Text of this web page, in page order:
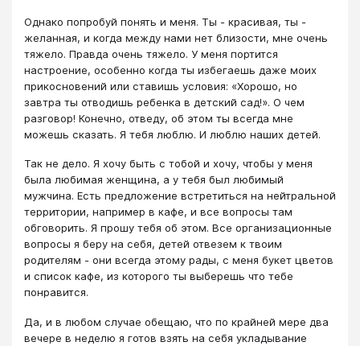
Однако попробуй понять и меня. Ты - красивая, ты -
желанная, и когда между нами нет близости, мне очень
тяжело. Правда очень тяжело. У меня портится
настроение, особенно когда ты избегаешь даже моих
прикосновений или ставишь условия: «Хорошо, но
завтра ты отводишь ребенка в детский сад!». О чем
разговор! Конечно, отведу, об этом ты всегда мне
можешь сказать. Я тебя люблю. И люблю наших детей.
Так не дело. Я хочу быть с тобой и хочу, чтобы у меня
была любимая женщина, а у тебя был любимый
мужчина. Есть предложение встретиться на нейтральной
территории, например в кафе, и все вопросы там
обговорить. Я прошу тебя об этом. Все организационные
вопросы я беру на себя, детей отвезем к твоим
родителям - они всегда этому рады, с меня букет цветов
и список кафе, из которого ты выберешь что тебе
понравится.
Да, и в любом случае обещаю, что по крайней мере два
вечере в неделю я готов взять на себя укладывание